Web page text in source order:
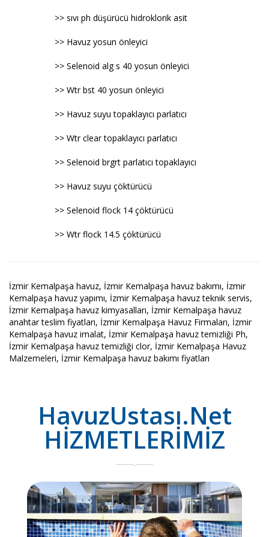
>> sıvı ph düşürücü hidroklorik asit
>> Havuz yosun önleyici
>> Selenoid alg s 40 yosun önleyici
>> Wtr bst 40 yosun önleyici
>> Havuz suyu topaklayıcı parlatıcı
>> Wtr clear topaklayıcı parlatıcı
>> Selenoid brgrt parlatıcı topaklayıcı
>> Havuz suyu çöktürücü
>> Selenoid flock 14 çöktürücü
>> Wtr flock 14.5 çöktürücü
İzmir Kemalpaşa havuz, İzmir Kemalpaşa havuz bakımı, İzmir
Kemalpaşa havuz yapımı, İzmir Kemalpaşa havuz teknik servis,
İzmir Kemalpaşa havuz kimyasalları, İzmir Kemalpaşa havuz
anahtar teslim fiyatları, İzmir Kemalpaşa Havuz Firmaları, İzmir
Kemalpaşa havuz imalat, İzmir Kemalpaşa havuz temizliği Ph,
İzmir Kemalpaşa havuz temizliği clor, İzmir Kemalpaşa Havuz
Malzemeleri, İzmir Kemalpaşa havuz bakımı fiyatları
HavuzUstası.Net
HİZMETLERİMİZ